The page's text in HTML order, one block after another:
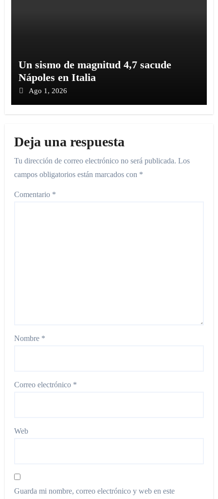
Un sismo de magnitud 4,7 sacude
Nápoles en Italia
Ago 1, 2026
Deja una respuesta
Tu dirección de correo electrónico no será publicada. Los
campos obligatorios están marcados con *
Comentario *
Nombre *
Correo electrónico *
Web
Guarda mi nombre, correo electrónico y web en este